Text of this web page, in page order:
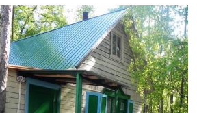
Приэльбрусье
Дельта Волги
Раскаты Волги